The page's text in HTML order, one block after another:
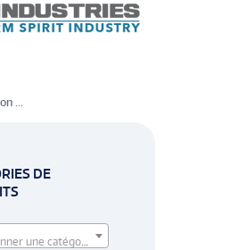
...
DE
Sélectionner une catégorie